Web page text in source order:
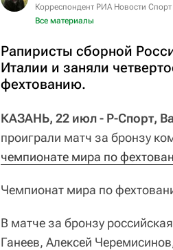
Корреспондент РИА Новости Спорт
Все материалы
Рапиристы сборной
Италии и заняли
фехтованию.
КАЗАНЬ, 22 июл - Р-Спорт,
проиграли матч за бронзу
чемпионате мира по
Чемпионат мира по
В матче за бронзу
Ганеев, Алексей